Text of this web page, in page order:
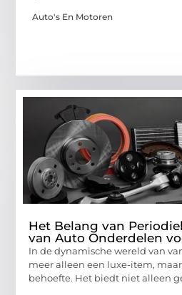
Auto's En Motoren
Het Belang van
van Auto Onderdelen
In de dynamische wereld van
meer alleen een luxe-item,
behoefte. Het biedt niet alleen